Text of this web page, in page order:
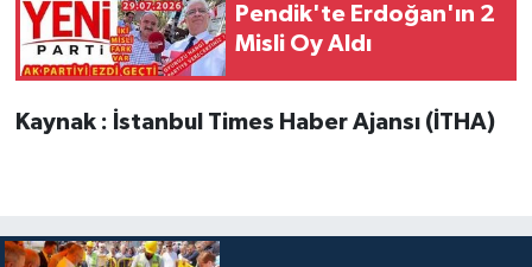
Pendik'te Erdoğan'ın 2
Misli Oy Aldı
Kaynak : İstanbul Times Haber Ajansı (İTHA)